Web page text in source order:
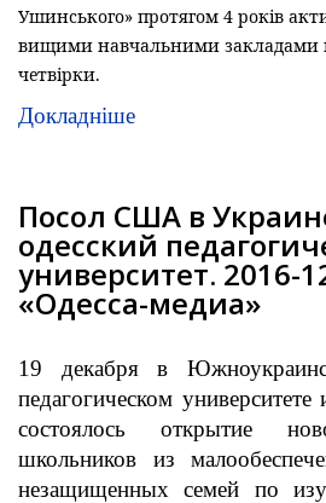
Ушинського» протягом 4 років
вищими навчальними закладами
четвірки.
Докладніше
Посол США в
одесский
университет. 2016-
«Одесса-медиа»
19 декабря в
педагогическом
состоялось открытие
школьников из
незащищенных семей по